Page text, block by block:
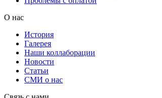
О нас
История
Галерея
Наши коллаборации
Новости
Статьи
СМИ о нас